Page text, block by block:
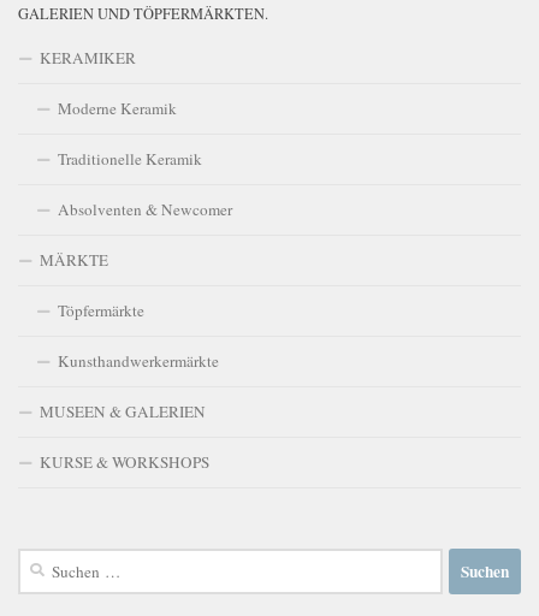
GALERIEN UND TÖPFERMÄRKTEN.
KERAMIKER
Moderne Keramik
Traditionelle Keramik
Absolventen & Newcomer
MÄRKTE
Töpfermärkte
Kunsthandwerkermärkte
MUSEEN & GALERIEN
KURSE & WORKSHOPS
Suchen